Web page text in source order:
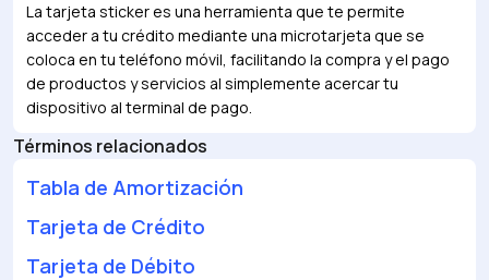
La tarjeta sticker es una herramienta que te permite
acceder a tu crédito mediante una microtarjeta que se
coloca en tu teléfono móvil, facilitando la compra y el pago
de productos y servicios al simplemente acercar tu
dispositivo al terminal de pago.
Términos relacionados
Tabla de Amortización
Tarjeta de Crédito
Tarjeta de Débito